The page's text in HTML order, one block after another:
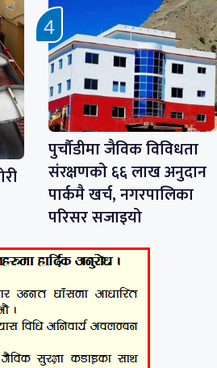
पुर्चौडीमा जैविक विविधता
संरक्षणको ६६ लाख अनुदान
पार्कमै खर्च, नगरपालिका
परिसर सजाइयो